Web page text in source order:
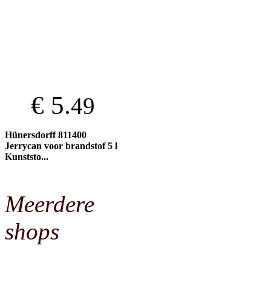
€ 5.49
Hünersdorff 811400
Jerrycan voor brandstof 5 l
Kunststo...
Meerdere
shops